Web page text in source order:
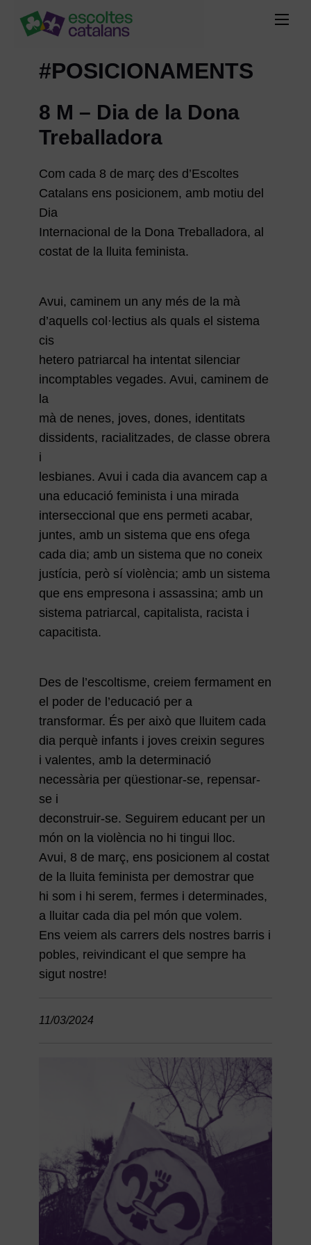
#POSICIONAMENTS
8 M – Dia de la Dona
Treballadora
Com cada 8 de març des d’Escoltes
Catalans ens posicionem, amb motiu del
Dia
Internacional de la Dona Treballadora, al
costat de la lluita feminista.
Avui, caminem un any més de la mà
d’aquells col·lectius als quals el sistema
cis
hetero patriarcal ha intentat silenciar
incomptables vegades. Avui, caminem de
la
mà de nenes, joves, dones, identitats
dissidents, racialitzades, de classe obrera
i
lesbianes. Avui i cada dia avancem cap a
una educació feminista i una mirada
interseccional que ens permeti acabar,
juntes, amb un sistema que ens ofega
cada dia; amb un sistema que no coneix
justícia, però sí violència; amb un sistema
que ens empresona i assassina; amb un
sistema patriarcal, capitalista, racista i
capacitista.
Des de l’escoltisme, creiem fermament en
el poder de l’educació per a
transformar. És per això que lluitem cada
dia perquè infants i joves creixin segures
i valentes, amb la determinació
necessària per qüestionar-se, repensar-
se i
deconstruir-se. Seguirem educant per un
món on la violència no hi tingui lloc.
Avui, 8 de març, ens posicionem al costat
de la lluita feminista per demostrar que
hi som i hi serem, fermes i determinades,
a lluitar cada dia pel món que volem.
Ens veiem als carrers dels nostres barris i
pobles, reivindicant el que sempre ha
sigut nostre!
11/03/2024